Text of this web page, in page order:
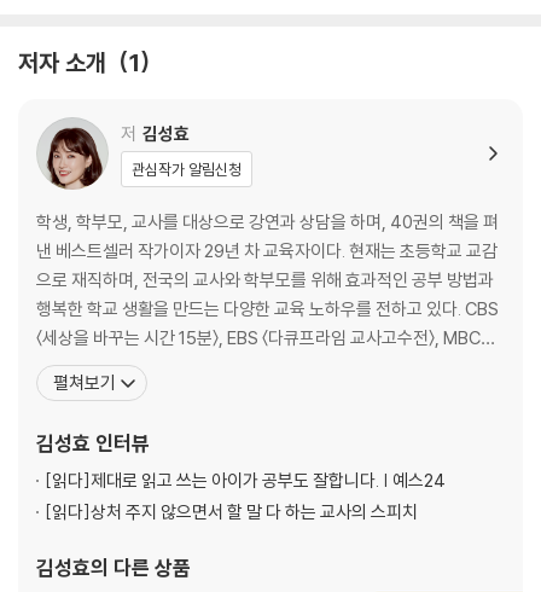
[한 걸음 더 나아가기] 비인지 능력을 키워주는 교사의 말
아이를 성장시키는 진짜 칭찬의 힘
→‘잘했네’ 대신
믿어주고 기다려주면 얼마든지 달라집니다
→‘이러면 엄마 오셔야 돼’ 대신
인정받고 싶은 속마음을 알아주세요
→‘고자질하지 말라고 했지?’ 대신
다 들어주는 것이 좋은 교사라는 착각
[성효샘의 교실 에피소드] 선생님, 저도 모르게 자꾸 말이 나와요
저자 소개 1
저 김성효
관심작가 알림신청
학생, 학부모, 교사를 대상으로 강연과 상담을 하며, 40권의 책을 펴
낸 베스트셀러 작가이자 29년 차 교육자이다. 현재는 초등학교 교감
으로 재직하며, 전국의 교사와 학부모를 위해 효과적인 공부 방법과
행복한 학교 생활을 만드는 다양한 교육 노하우를 전하고 있다. CBS
〈세상을 바꾸는 시간 15분〉, EBS 〈다큐프라임 교사고수전〉, MBC
〈공부가 머니?〉 등 다수의 방송에 출연했다. 지은 책으로는 『아이의
말 연습』, 『초등학교를 읽어드립니다』, 『천년손이 고민 해결 사무소』
서에 선정되었다. 또한 최
펼쳐보기
김성효 인터뷰
[읽다]제대로 읽고 쓰는 아이가 공부도 잘합니다. | 예스24
[읽다]상처 주지 않으면서 할 말 다 하는 교사의 스피치
김성효의 다른 상품